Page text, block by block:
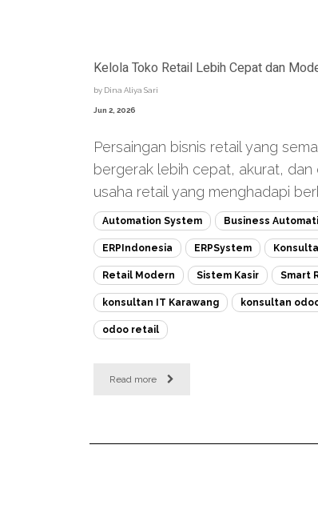
Kelola Toko Retail Lebih Cepat dan
by Dina Aliya Sari
Jun 2, 2026
Persaingan bisnis retail yang
bergerak lebih cepat, akurat, dan
usaha retail yang menghadapi
Automation System Business
ERPIndonesia ERPSystem
Retail Modern Sistem Kasir Smart
konsultan IT Karawang konsultan
odoo retail
Read more